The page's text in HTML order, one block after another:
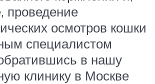
проведение
осмотров кошки
специалистом
в нашу
клинику в Москве